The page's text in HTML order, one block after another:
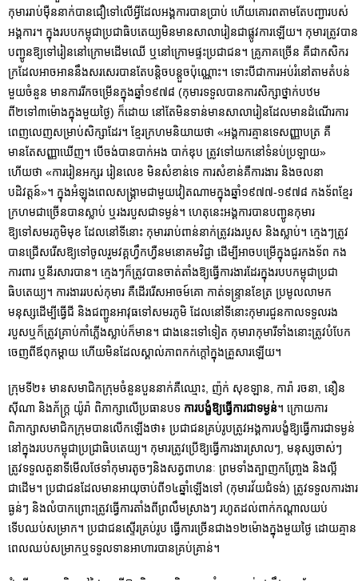
កុមាររាប់ម៉ឺននាក់បានជឿទៅលើអ្វីដែលអង្គការបានប្រាប់ ហើយគោរពតាមតែបញ្ជារបស់
អង្គការ។ ក្នុងរបបកម្ពុជាប្រជាធិបតេយ្យមិនមានសាលារៀនជាផ្លូវការឡើយ។ កុមារត្រូវបាន
បញ្ជូនឱ្យទៅរៀននៅក្រោមដើមឈើ ឬនៅក្រោមផ្ទះប្រជាជន។ គ្រូភាគច្រើន គឺជាកសិករ
ក្រដែលអាចអាននឹងសរសេរបានតែបន្តិចបន្តួចប៉ុណ្ណោះ។ ទោះបីជាការអប់រំនៅតាមតំបន់
មួយចំនួន មានការរីកចម្រើនក្នុងឆ្នាំ១៩៧៨ (កុមារទទួលបានការសិក្សាថ្នាក់បឋម
ពី២ទៅ៣ម៉ោងក្នុងមួយថ្ងៃ) ក៏ដោយ នៅតែមិនទាន់មានសាលារៀនដែលមានដំណើរការ
ពេញលេញសម្រាប់សិក្សាដែរ។ ខ្មែរក្រហមនិយាយថា «អង្គការគ្មានទេសញ្ញាបត្រ គឺ
មានតែសញ្ញាឃើញ។ បើចង់បានបាក់អង បាក់ឌុប ត្រូវទៅយកនៅទំនប់ប្រឡាយ»
ហើយថា «ការរៀនអក្សរ រៀនលេខ មិនសំខាន់ទេ ការសំខាន់គឺការងារ និងចលនា
បដិវត្តន៍»។ ក្នុងអំឡុងពេលសង្គ្រាមជាមួយវៀតណាមក្នុងឆ្នាំ១៩៧៧-១៩៧៨ កងទ័ពខ្មែរ
ក្រហមជាច្រើនបានស្លាប់ ឬរងរបួសជាទម្ងន់។ ហេតុនេះអង្គការបានបញ្ជូនកុមារ
ឱ្យទៅសមរភូមិមុខ ដែលនៅទីនោះ កុមាររាប់ពាន់នាក់ត្រូវរងរបួស និងស្លាប់។ ក្មេងៗត្រូវ
បានជ្រើសរើសឱ្យទៅចូលរួមវគ្គហ្វឹកហ្វឺនមនោគមវិជ្ជា ដើម្បីអាចបម្រើក្នុងជួរកងទ័ព កង
ការពារ ឬនីរសារបាន។ ក្មេងៗក៏ត្រូវបានចាត់តាំងឱ្យធ្វើការងារដែរក្នុងរបបកម្ពុជាប្រជា
ធិបតេយ្យ។ ការងាររបស់កុមារ គឺដើររើសអាចម៍គោ កាត់ទន្ទ្រានខែត្រ ប្រមូលលាមក
មនុស្សដើម្បីធ្វើជី និងជញ្ជូនអាវុធទៅសមរភូមិ ដែលនៅទីនោះកុមារជួនកាលទទួលរង
របួសឬក៏ត្រូវគ្រាប់កាំភ្លើងស្លាប់ក៏មាន។ ជាងនេះទៅទៀត កុមារាកុមារីទាំងនោះត្រូវបំបែក
ចេញពីឪពុកម្តាយ ហើយមិនដែលស្គាល់ភាពកក់ក្តៅក្នុងគ្រួសារឡើយ។
ក្រុមទី២៖ មានសមាជិកក្រុមចំនួនបួននាក់គឺឈ្មោះ, ញ៉ក់ សុខឡាន, ការ៉ា រចនា, នឿន
ស៊ីណា និងភ័ក្ត្រ យ៉ូរ៉ា ពិភាក្សាលើប្រធានបទ ការបង្ខំឱ្យធ្វើការជាទម្ងន់។ ក្រោយការ
ពិភាក្សាសមាជិកក្រុមបានលើកឡើងថា៖ ប្រជាជនគ្រប់រូបត្រូវអង្គការបង្ខំឱ្យធ្វើការជាទម្ងន់
នៅក្នុងរបបកម្ពុជាប្រជា្រធិបតេយ្យ។ កុមារត្រូវប្រើឱ្យធ្វើការងារស្រាលៗ, មនុស្សចាស់ៗ
ត្រូវទទួលតួនាទីមើលថែទាំកុមារតូចៗនិងសត្វពាហនៈ ព្រមទាំងត្បាញកញ្ច្រែង និងល្អី
ជាដើម។ ប្រជាជនដែលមានអាយុចាប់ពី១៤ឆ្នាំឡើងទៅ (កុមារវ័យជំទង់) ត្រូវទទួលការងារ
ធ្ងន់ៗ និងលំបាកព្រោះត្រូវធ្វើការតាំងពីព្រលឹមស្រាងៗ រហូតដល់ពាក់កណ្តាលយប់
ទើបឈប់សម្រាក។ ប្រជាជនស្ទើរគ្រប់រូប ធ្វើការច្រើនជាង១២ម៉ោងក្នុងមួយថ្ងៃ ដោយគ្មាន
ពេលឈប់សម្រាកឬទទួលទានអាហារបានគ្រប់គ្រាន់។